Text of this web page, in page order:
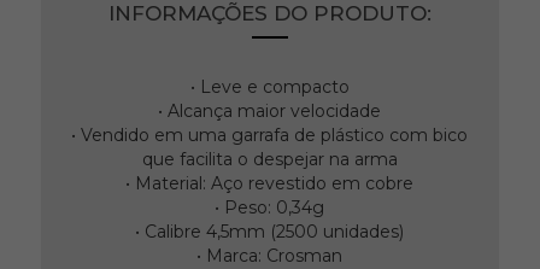
INFORMAÇÕES DO PRODUTO:
• Leve e compacto
• Alcança maior velocidade
• Vendido em uma garrafa de plástico com bico
que facilita o despejar na arma
• Material: Aço revestido em cobre
• Peso: 0,34g
• Calibre 4,5mm (2500 unidades)
• Marca: Crosman